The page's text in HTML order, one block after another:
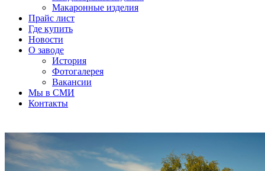
Макаронные изделия
Прайс лист
Где купить
Новости
О заводе
История
Фотогалерея
Вакансии
Мы в СМИ
Контакты